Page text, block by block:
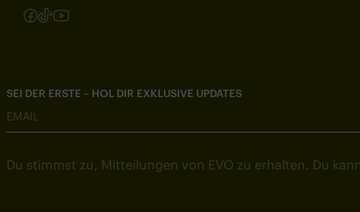
Folgen Sie uns auf Instagram
Folgen Sie uns auf Facebook
Folgen Sie uns auf TikTok
Folgen Sie uns auf YouTube
SEI DER ERSTE – HOL DIR EXKLUSIVE UPDATES
EMAIL
Du stimmst zu, Mitteilungen von EVO zu erhalten. Du